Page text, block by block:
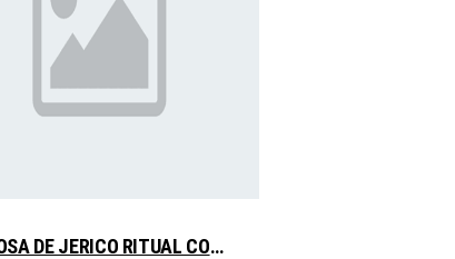
➤ ROSA DE JERICO RITUAL COMPARA PRECIOS AL COMPRAR EN LIBRERIAESOTERICA.NET